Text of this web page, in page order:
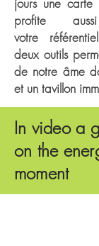
profite
votre référentiel
deux outils
de notre âme
et un tavillon
In video a
on the
moment